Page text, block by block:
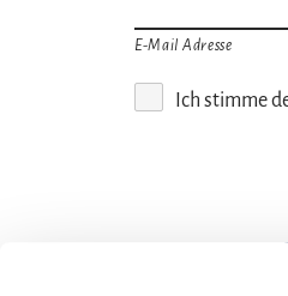
E-Mail Adresse
Ich stimme